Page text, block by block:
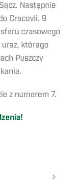
Następnie
Cracovii. 9
czasowego
uraz, którego
Puszczy
z numerem 7.